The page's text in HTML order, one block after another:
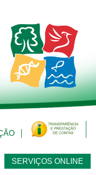
SERVIÇOS ONLINE